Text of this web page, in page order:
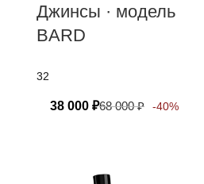
Джинсы · модель
BARD
32
38 000 ₽68 000₽ -40%